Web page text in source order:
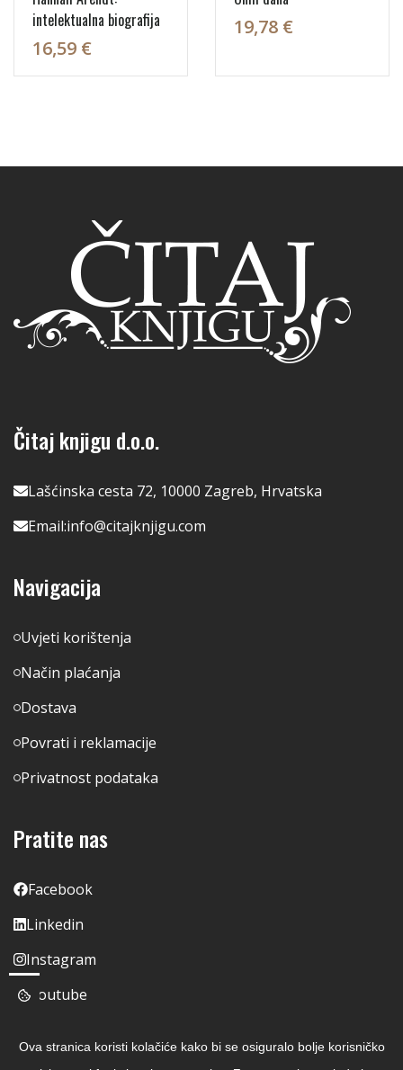
intelektualna biografija
16,59 €
19,78 €
Čitaj knjigu d.o.o.
Lašćinska cesta 72, 10000 Zagreb, Hrvatska
Email:info@citajknjigu.com
Navigacija
Uvjeti korištenja
Način plaćanja
Dostava
Povrati i reklamacije
Privatnost podataka
Pratite nas
Facebook
Linkedin
Instagram
Youtube
Ova stranica koristi kolačiće kako bi se osiguralo bolje korisničko